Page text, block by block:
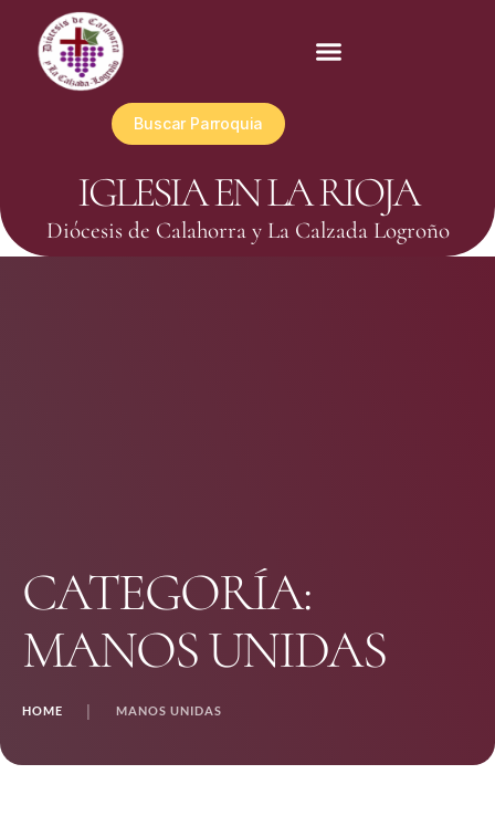
Buscar Parroquia
IGLESIA EN LA RIOJA
Diócesis de Calahorra y La Calzada Logroño
CATEGORÍA:
MANOS UNIDAS
HOME MANOS UNIDAS